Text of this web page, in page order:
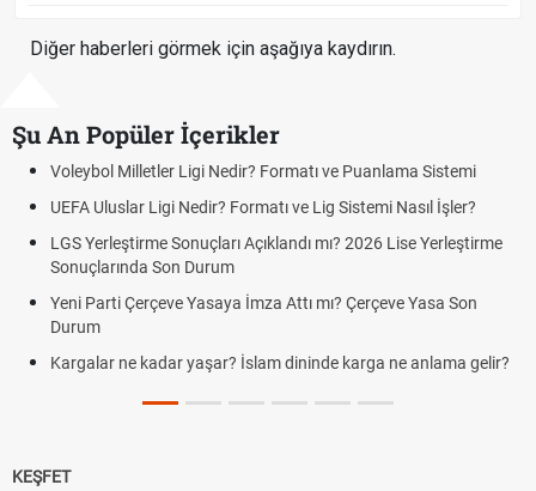
Diğer haberleri görmek için aşağıya kaydırın.
Şu An Popüler İçerikler
Ligi Nedir? Formatı ve Puanlama Sistemi
Ligi Nedir? Formatı ve Lig Sistemi Nasıl İşler?
Sonuçları Açıklandı mı? 2026 Lise Yerleştirme
Son Durum
Yasaya İmza Attı mı? Çerçeve Yasa Son
kadar yaşar? İslam dininde karga ne anlama gelir?
Çeyrek ne
Rüyada
Futbolda
KEŞFET